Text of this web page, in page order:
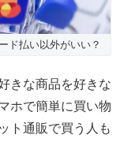
ド払い以外がいい？
きな商品を好きな
ホで簡単に買い物
ト通販で買う人も